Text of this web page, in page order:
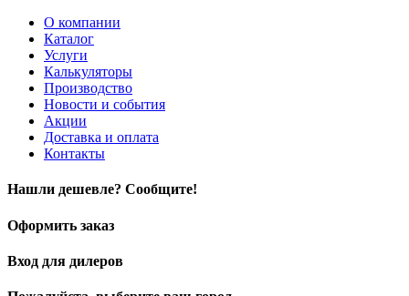
О компании
Каталог
Услуги
Калькуляторы
Производство
Новости и события
Акции
Доставка и оплата
Контакты
Нашли дешевле? Сообщите!
Оформить заказ
Вход для дилеров